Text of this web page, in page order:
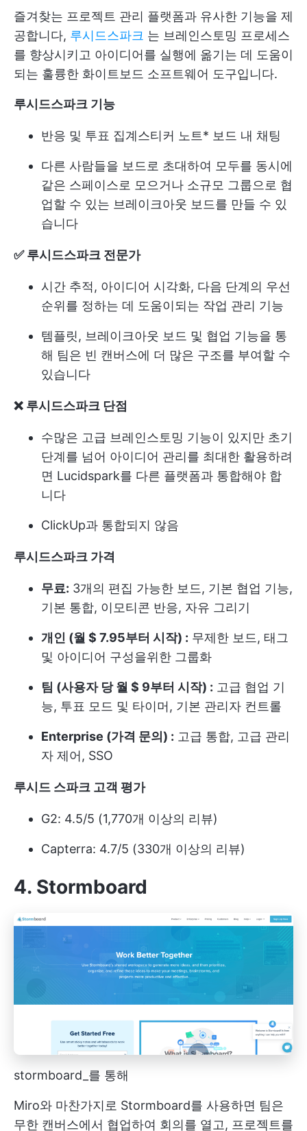
즐겨찾는 프로젝트 관리 플랫폼과 유사한 기능을 제
공합니다, 루시드스파크 는 브레인스토밍 프로세스
를 향상시키고 아이디어를 실행에 옮기는 데 도움이
되는 훌륭한 화이트보드 소프트웨어 도구입니다.
루시드스파크 기능
반응 및 투표 집계스티커 노트* 보드 내 채팅
다른 사람들을 보드로 초대하여 모두를 동시에
같은 스페이스로 모으거나 소규모 그룹으로 협
업할 수 있는 브레이크아웃 보드를 만들 수 있
습니다
✅ 루시드스파크 전문가
시간 추적, 아이디어 시각화, 다음 단계의 우선
순위를 정하는 데 도움이되는 작업 관리 기능
템플릿, 브레이크아웃 보드 및 협업 기능을 통
해 팀은 빈 캔버스에 더 많은 구조를 부여할 수
있습니다
❌ 루시드스파크 단점
수많은 고급 브레인스토밍 기능이 있지만 초기
단계를 넘어 아이디어 관리를 최대한 활용하려
면 Lucidspark를 다른 플랫폼과 통합해야 합
니다
ClickUp과 통합되지 않음
루시드스파크 가격
무료: 3개의 편집 가능한 보드, 기본 협업 기능,
기본 통합, 이모티콘 반응, 자유 그리기
개인 (월 $ 7.95부터 시작) : 무제한 보드, 태그
및 아이디어 구성을위한 그룹화
팀 (사용자 당 월 $ 9부터 시작) : 고급 협업 기
능, 투표 모드 및 타이머, 기본 관리자 컨트롤
Enterprise (가격 문의) : 고급 통합, 고급 관리
자 제어, SSO
루시드 스파크 고객 평가
G2: 4.5/5 (1,770개 이상의 리뷰)
Capterra: 4.7/5 (330개 이상의 리뷰)
4. Stormboard
stormboard_를 통해
Miro와 마찬가지로 Stormboard를 사용하면 팀은
무한 캔버스에서 협업하여 회의를 열고, 프로젝트를